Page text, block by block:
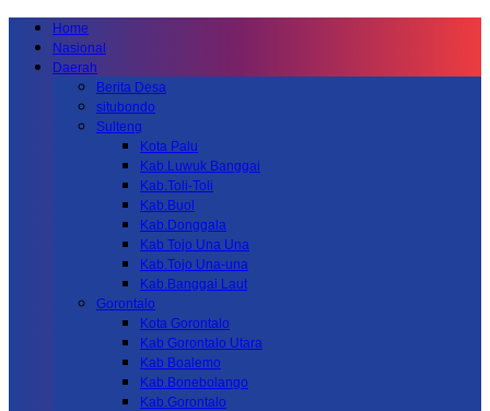
Home
Nasional
Daerah
Berita Desa
situbondo
Sulteng
Kota Palu
Kab.Luwuk Banggai
Kab.Toli-Toli
Kab.Buol
Kab.Donggala
Kab Tojo Una Una
Kab.Tojo Una-una
Kab.Banggai Laut
Gorontalo
Kota Gorontalo
Kab Gorontalo Utara
Kab Boalemo
Kab.Bonebolango
Kab.Gorontalo